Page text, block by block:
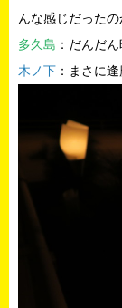
んな感じだったの
多久島 ：だんだ
木ノ下 ：まさに